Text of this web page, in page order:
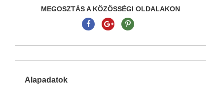
MEGOSZTÁS A KÖZÖSSÉGI OLDALAKON
Alapadatok